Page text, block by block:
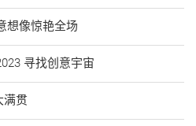
想像惊艳全场
寻找创意宇宙
满贯